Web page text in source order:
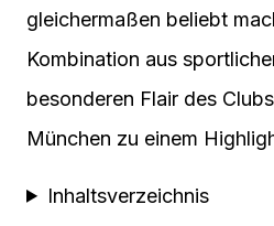
gleichermaßen beliebt
Kombination aus
besonderen Flair des
München zu einem
Inhaltsverzeichnis